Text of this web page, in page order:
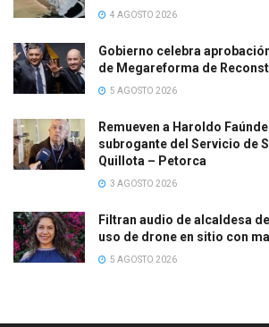
4 AGOSTO 2026
Gobierno celebra
de Megareforma de
5 AGOSTO 2026
Remueven a Haroldo
subrogante del Servicio de
Quillota – Petorca
3 AGOSTO 2026
Filtran audio de alcaldesa
uso de drone en sitio con
5 AGOSTO 2026